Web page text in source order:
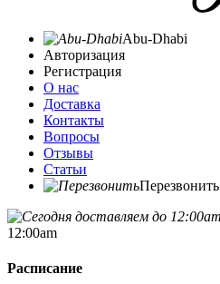
Abu-Dhabi
Авторизация
Регистрация
О нас
Доставка
Контакты
Вопросы
Отзывы
Статьи
Перезвонить
12:00am
Расписание